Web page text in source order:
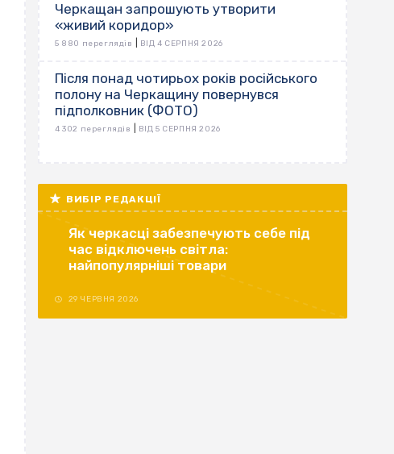
Черкащан запрошують утворити
«живий коридор»
5 880 переглядів ВІД 4 СЕРПНЯ 2026
Після понад чотирьох років російського
полону на Черкащину повернувся
підполковник (ФОТО)
4 302 переглядів ВІД 5 СЕРПНЯ 2026
ВИБІР РЕДАКЦІЇ
Як черкасці забезпечують себе під
час відключень світла:
найпопулярніші товари
29 ЧЕРВНЯ 2026